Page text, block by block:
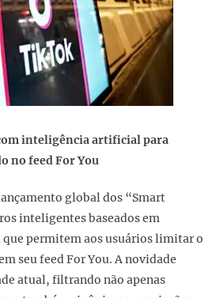
inteligência artificial para
no feed For You
global dos “Smart
inteligentes baseados em
que permitem aos usuários limitar o
seu feed For You. A novidade
atual, filtrando não apenas